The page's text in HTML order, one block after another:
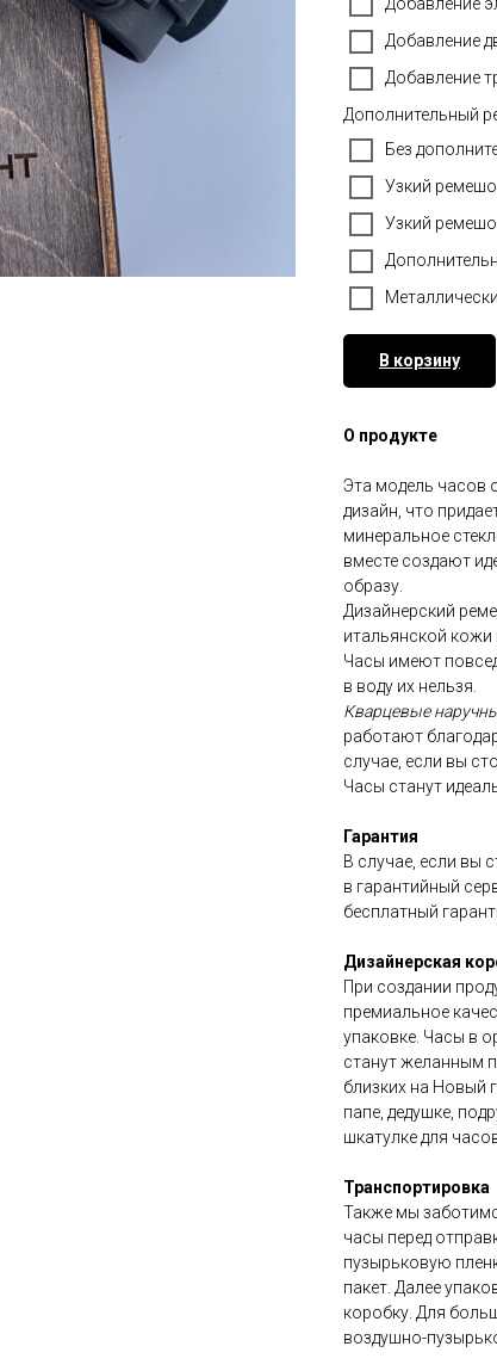
Добавление
Добавление
Добавление
Дополнительный
Без
Узкий
Узкий
В корзину
О продукте
Эта модель часов
дизайн, что
минеральное
вместе создают
образу.
Дизайнерский
итальянской кожи
Часы имеют
в воду их нельзя.
Кварцевые
работают
случае, если вы
Часы станут
Гарантия
В случае, если вы
в гарантийный
бесплатный
Дизайнерская
При создании
премиальное
упаковке. Часы в
станут желанным
близких на Новый
папе, дедушке,
шкатулке для
Транспортировка
Также мы
часы перед
пузырьковую
пакет. Далее
коробку. Для
воздушно-